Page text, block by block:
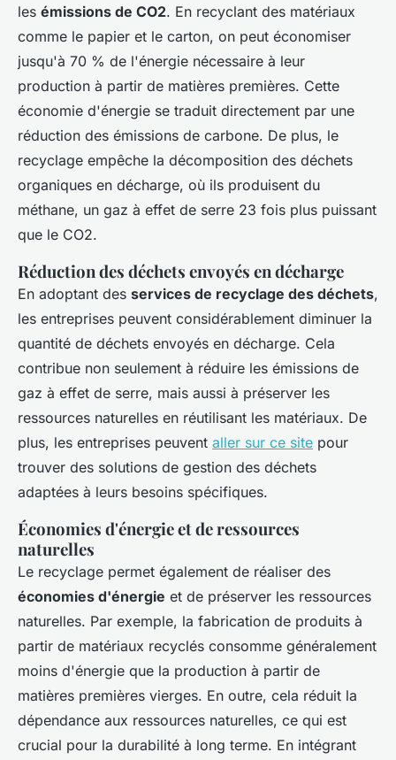
les émissions de CO2. En recyclant des matériaux
comme le papier et le carton, on peut économiser
jusqu'à 70 % de l'énergie nécessaire à leur
production à partir de matières premières. Cette
économie d'énergie se traduit directement par une
réduction des émissions de carbone. De plus, le
recyclage empêche la décomposition des déchets
organiques en décharge, où ils produisent du
méthane, un gaz à effet de serre 23 fois plus puissant
que le CO2.
Réduction des déchets envoyés en décharge
En adoptant des services de recyclage des déchets,
les entreprises peuvent considérablement diminuer la
quantité de déchets envoyés en décharge. Cela
contribue non seulement à réduire les émissions de
gaz à effet de serre, mais aussi à préserver les
ressources naturelles en réutilisant les matériaux. De
plus, les entreprises peuvent aller sur ce site pour
trouver des solutions de gestion des déchets
adaptées à leurs besoins spécifiques.
Économies d'énergie et de ressources
naturelles
Le recyclage permet également de réaliser des
économies d'énergie et de préserver les ressources
naturelles. Par exemple, la fabrication de produits à
partir de matériaux recyclés consomme généralement
moins d'énergie que la production à partir de
matières premières vierges. En outre, cela réduit la
dépendance aux ressources naturelles, ce qui est
crucial pour la durabilité à long terme. En intégrant